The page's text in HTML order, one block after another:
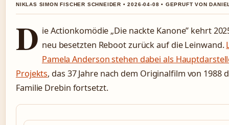
NIKLAS SIMON FISCHER SCHNEIDER • 2026-04-08 • GEPRUFT VON
D ie Actionkomödie „Die nackte Kanone” kehrt
neu besetzten Reboot zurück auf die Leinwand.
Pamela Anderson stehen dabei als
Projekts, das 37 Jahre nach dem Originalfilm von 1988
Familie Drebin fortsetzt.